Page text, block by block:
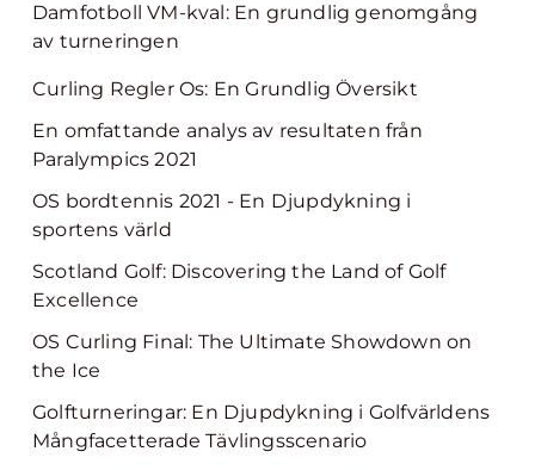
Damfotboll VM-kval: En grundlig genomgång
av turneringen
Curling Regler Os: En Grundlig Översikt
En omfattande analys av resultaten från
Paralympics 2021
OS bordtennis 2021 - En Djupdykning i
sportens värld
Scotland Golf: Discovering the Land of Golf
Excellence
OS Curling Final: The Ultimate Showdown on
the Ice
Golfturneringar: En Djupdykning i Golfvärldens
Mångfacetterade Tävlingsscenario